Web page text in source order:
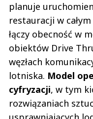
planuje
restauracji w
łączy obecność w
obiektów Drive
węzłach
lotniska. Model
cyfryzacji, w tym
rozwiązaniach